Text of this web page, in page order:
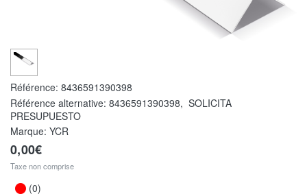
Référence: 8436591390398
Référence alternative: 8436591390398, SOLICITA
PRESUPUESTO
Marque: YCR
0,00€
Taxe non comprise
(0)